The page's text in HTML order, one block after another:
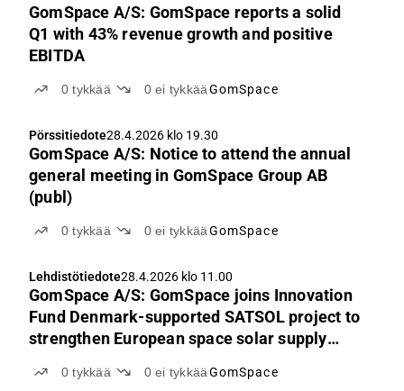
GomSpace A/S: GomSpace reports a solid
Q1 with 43% revenue growth and positive
EBITDA
0tykkää 0ei tykkääGomSpace
Pörssitiedote28.4.2026 klo 19.30
GomSpace A/S: Notice to attend the annual
general meeting in GomSpace Group AB
(publ)
0tykkää 0ei tykkääGomSpace
Lehdistötiedote28.4.2026 klo 11.00
GomSpace A/S: GomSpace joins Innovation
Fund Denmark-supported SATSOL project to
strengthen European space solar supply
0tykkää 0ei tykkääGomSpace